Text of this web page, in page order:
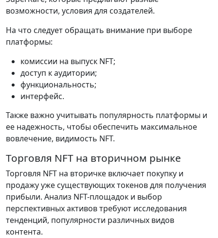
возможности, условия для создателей.
На что следует обращать внимание при выборе
платформы:
комиссии на выпуск NFT;
доступ к аудитории;
функциональность;
интерфейс.
Также важно учитывать популярность платформы и
ее надежность, чтобы обеспечить максимальное
вовлечение, видимость NFT.
Торговля NFT на вторичном рынке
Торговля NFT на вторичке включает покупку и
продажу уже существующих токенов для получения
прибыли. Анализ NFT-площадок и выбор
перспективных активов требуют исследования
тенденций, популярности различных видов
контента.